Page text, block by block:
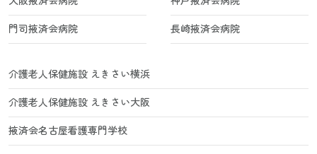
門司掖済会病院
長崎掖済会病院
介護老人保健施設 えきさい横浜
介護老人保健施設 えきさい大阪
掖済会名古屋看護専門学校